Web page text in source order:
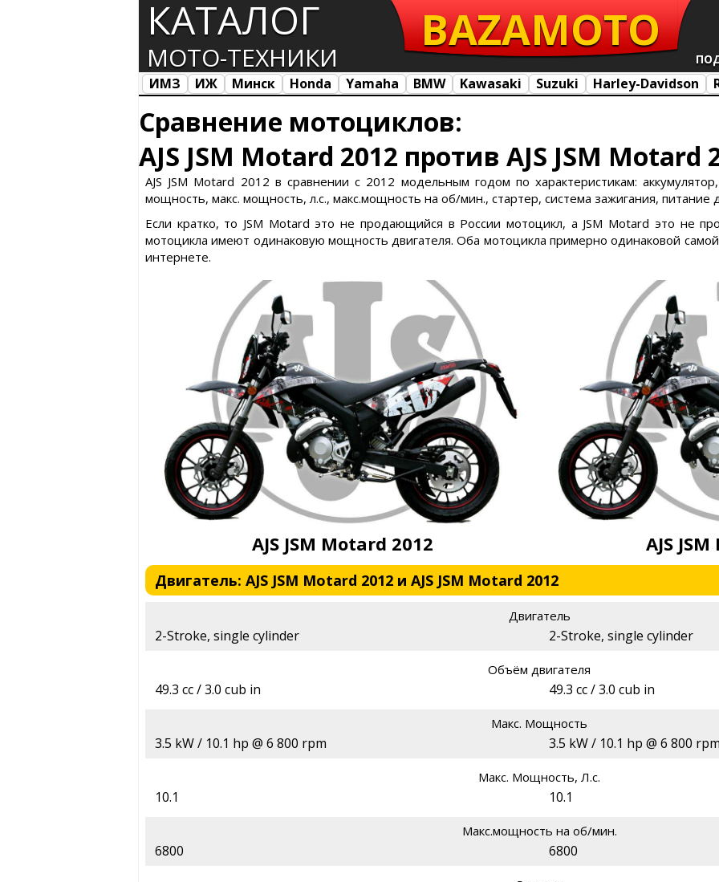
КАТАЛОГ
МОТО-ТЕХНИКИ
BAZAMOTO
ИМЗ ИЖ Минск Honda Yamaha BMW Kawasaki Suzuki Harley-Davidson
Сравнение мотоциклов:
AJS JSM Motard 2012 против AJS JSM Motard
AJS JSM Motard 2012 в сравнении с 2012 модельным годом по характеристикам:
мощность, макс. мощность, л.с., макс.мощность на об/мин., стартер, система зажигания, питание
Если кратко, то JSM Motard это не продающийся в России мотоцикл, а JSM Motard это не
мотоцикла имеют одинаковую мощность двигателя. Оба мотоцикла примерно одинаковой
интернете.
AJS JSM Motard 2012 AJS
Двигатель: AJS JSM Motard 2012 и AJS JSM Motard 2012
Двигатель
2-Stroke, single cylinder 2-Stroke, single cylinder
Объём двигателя
49.3 cc / 3.0 cub in 49.3 cc / 3.0 cub in
Макс. Мощность
3.5 kW / 10.1 hp @ 6 800 rpm 3.5 kW / 10.1 hp @ 6 800
Макс. Мощность, Л.с.
10.1 10.1
Макс.мощность на об/мин.
6800 6800